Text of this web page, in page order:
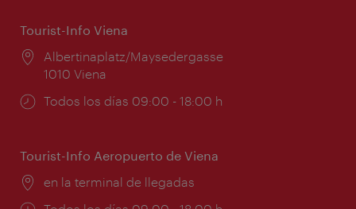
Tourist-Info Viena
Lugar:
Albertinaplatz/Maysedergasse
1010 Viena
Horarios
Todos los días 09:00 - 18:00 h
Tourist-Info Aeropuerto de Viena
Lugar:
en la terminal de llegadas